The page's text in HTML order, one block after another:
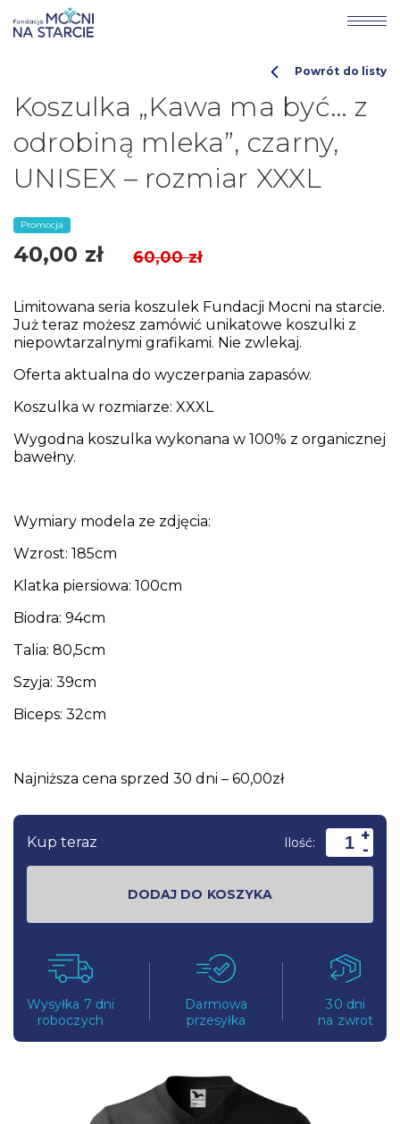
Koszulka „Kawa ma być… z
odrobiną mleka”, czarny,
UNISEX – rozmiar XXXL
Powrót do listy
Promocja
40,00 zł 60,00zł
Limitowana seria koszulek Fundacji Mocni na starcie.
Już teraz możesz zamówić unikatowe koszulki z
niepowtarzalnymi grafikami. Nie zwlekaj.
Oferta aktualna do wyczerpania zapasów.
Koszulka w rozmiarze: XXXL
Wygodna koszulka wykonana w 100% z organicznej
bawełny.
Wymiary modela ze zdjęcia:
Wzrost: 185cm
Klatka piersiowa: 100cm
Biodra: 94cm
Talia: 80,5cm
Szyja: 39cm
Biceps: 32cm
Najniższa cena sprzed 30 dni – 60,00zł
Kup teraz Ilość: +
-
DODAJ DO KOSZYKA
Wysyłka 7 dni
roboczych
Darmowa
przesyłka
30 dni
na zwrot